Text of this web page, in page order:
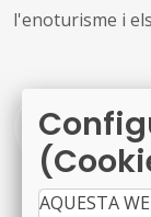
l'enoturisme i
AQUESTA